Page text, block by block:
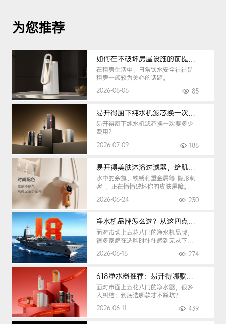
为您推荐
如何在不破坏房屋设施的前提下，挑选到合适的租房净水器
在租房生活中，日常饮水安全往往是
租房一族较为关心的话题。
2026-08-06
85
易开得厨下纯水机滤芯换一次要多少钱
易开得厨下纯水机滤芯换一次要多少
费用？
2026-07-09
188
易开得美肤沐浴过滤器，给肌肤纯净呵护
水中的余氯、铁锈和重金属等“隐形刺
客”，正在悄悄破坏你的皮肤屏障。
2026-06-24
230
净水机品牌怎么选？从这四点入手，避开90%的选购陷阱
面对市场上五花八门的净水机品牌，
很多家庭在选购时往往感到无从下
手。
2026-06-18 274
618净水器推荐：易开得哪款最适合你？
面对市面上五花八门的净水器，很多
人纠结：到底选哪款才不踩坑？
2026-06-11
439